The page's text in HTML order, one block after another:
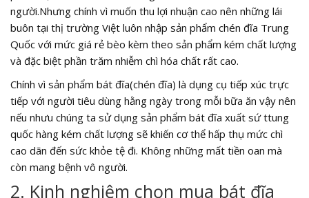
người.Nhưng chính vì muốn thu lợi nhuận cao nên những lái
buôn tại thị trường Việt luôn nhập sản phẩm chén đĩa Trung
Quốc với mức giá rẻ bèo kèm theo sản phẩm kém chất lượng
và đặc biệt phần trăm nhiễm chì hóa chất rất cao.
Chính vì sản phẩm bát đĩa(chén đĩa) là dụng cụ tiếp xúc trực
tiếp với người tiêu dùng hằng ngày trong mỗi bữa ăn vậy nên
nếu nhưu chúng ta sử dụng sản phẩm bát đĩa xuất sứ ttung
quốc hàng kém chất lượng sẽ khiến cơ thể hấp thụ mức chì
cao dãn đến sức khỏe tệ đi. Không những mất tiền oan mà
còn mang bệnh vô người.
2. Kinh nghiệm chọn mua bát đĩa